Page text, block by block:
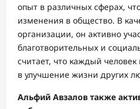
опыт в различных сферах,
изменения в общество. В
организации, он активно
благотворительных и
считает, что каждый
в улучшение жизни других
Альфий Авзалов также